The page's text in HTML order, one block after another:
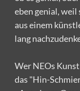
eben genial, weil
aus einem
lang
Wer NEOs
das "Hin-